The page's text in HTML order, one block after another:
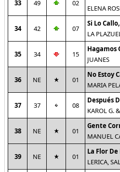
33 49 02
ELENA
34 42 07
Si Lo
LA
35 34 15
Hagamos
JUANES
36 NE 01
No Estoy
MARIA
37 37 08
Después
KAROL G.
38 NE 01
Gente
MANUEL
39 NE 01
La Flor De
LERICA,